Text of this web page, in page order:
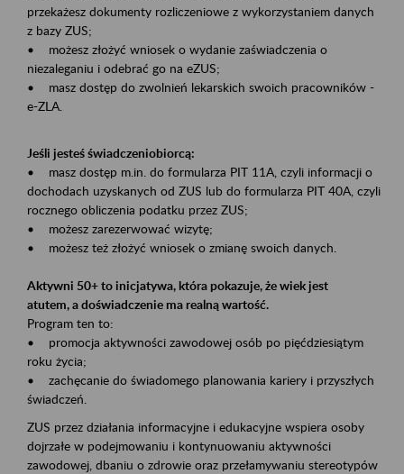
przekażesz dokumenty rozliczeniowe z wykorzystaniem danych
z bazy ZUS;
• możesz złożyć wniosek o wydanie zaświadczenia o
niezaleganiu i odebrać go na eZUS;
• masz dostęp do zwolnień lekarskich swoich pracowników -
e-ZLA.
Jeśli jesteś świadczeniobiorcą:
• masz dostęp m.in. do formularza PIT 11A, czyli informacji o
dochodach uzyskanych od ZUS lub do formularza PIT 40A, czyli
rocznego obliczenia podatku przez ZUS;
• możesz zarezerwować wizytę;
• możesz też złożyć wniosek o zmianę swoich danych.
Aktywni 50+ to inicjatywa, która pokazuje, że wiek jest
atutem, a doświadczenie ma realną wartość.
Program ten to:
• promocja aktywności zawodowej osób po pięćdziesiątym
roku życia;
• zachęcanie do świadomego planowania kariery i przyszłych
świadczeń.
ZUS przez działania informacyjne i edukacyjne wspiera osoby
dojrzałe w podejmowaniu i kontynuowaniu aktywności
zawodowej, dbaniu o zdrowie oraz przełamywaniu stereotypów